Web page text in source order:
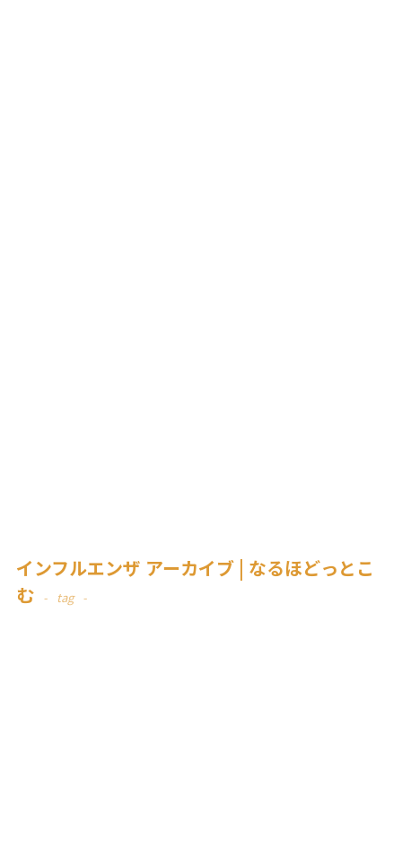
インフルエンザ アーカイブ | なるほどっとこ
む
tag